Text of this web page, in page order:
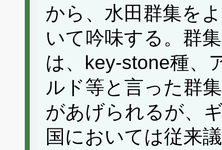
から、水田群集を
いて吟味する。群
は、key-stone種、
ルド等と言った群
があげられるが、
国においては従来